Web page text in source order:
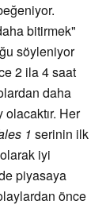
bitirmek"
söyleniyor
2 ila 4 saat
daha
Her
1 serinin ilk
iyi
piyasaya
önce